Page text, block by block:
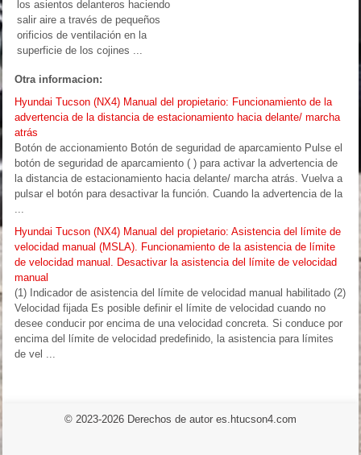
los asientos delanteros haciendo
salir aire a través de pequeños
orificios de ventilación en la
superficie de los cojines ...
Otra informacion:
Hyundai Tucson (NX4) Manual del propietario: Funcionamiento de la
advertencia de la distancia de estacionamiento hacia delante/ marcha
atrás
Botón de accionamiento Botón de seguridad de aparcamiento Pulse el
botón de seguridad de aparcamiento ( ) para activar la advertencia de
la distancia de estacionamiento hacia delante/ marcha atrás. Vuelva a
pulsar el botón para desactivar la función. Cuando la advertencia de la
Hyundai Tucson (NX4) Manual del propietario: Asistencia del límite de
velocidad manual (MSLA). Funcionamiento de la asistencia de límite
de velocidad manual. Desactivar la asistencia del límite de velocidad
manual
(1) Indicador de asistencia del límite de velocidad manual habilitado (2)
Velocidad fijada Es posible definir el límite de velocidad cuando no
desee conducir por encima de una velocidad concreta. Si conduce por
encima del límite de velocidad predefinido, la asistencia para límites
de vel ...
© 2023-2026 Derechos de autor es.htucson4.com